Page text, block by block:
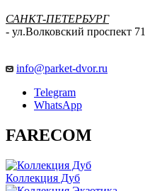
САНКТ-ПЕТЕРБУРГ
- ул.Волковский проспект
info@parket-dvor.ru
Telegram
WhatsApp
FARECOM
Коллекция Дуб